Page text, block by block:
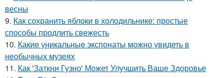
весны
9. Как сохранить яблоки в холодильнике: простые
способы продлить свежесть
10. Какие уникальные экспонаты можно увидеть в
необычных музеях
11. Как 'Заткни Гузно' Может Улучшить Ваше Здоровье